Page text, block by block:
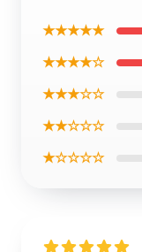
★★★★★
★★★★☆
★★★☆☆
★★☆☆☆
★☆☆☆☆